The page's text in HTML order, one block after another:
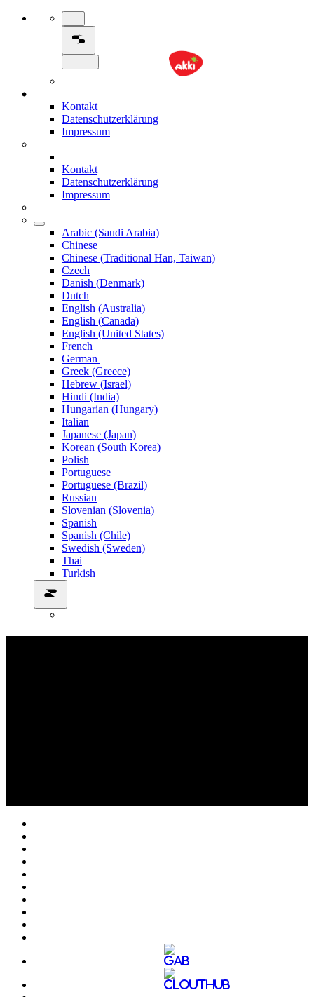
Kontakt
Datenschutzerklärung
Impressum
Kontakt
Datenschutzerklärung
Impressum
Arabic (Saudi Arabia)
Chinese
Chinese (Traditional Han, Taiwan)
Czech
Danish (Denmark)
Dutch
English (Australia)
English (Canada)
English (United States)
French
German
Greek (Greece)
Hebrew (Israel)
Hindi (India)
Hungarian (Hungary)
Italian
Japanese (Japan)
Korean (South Korea)
Polish
Portuguese
Portuguese (Brazil)
Russian
Slovenian (Slovenia)
Spanish
Spanish (Chile)
Swedish (Sweden)
Thai
Turkish